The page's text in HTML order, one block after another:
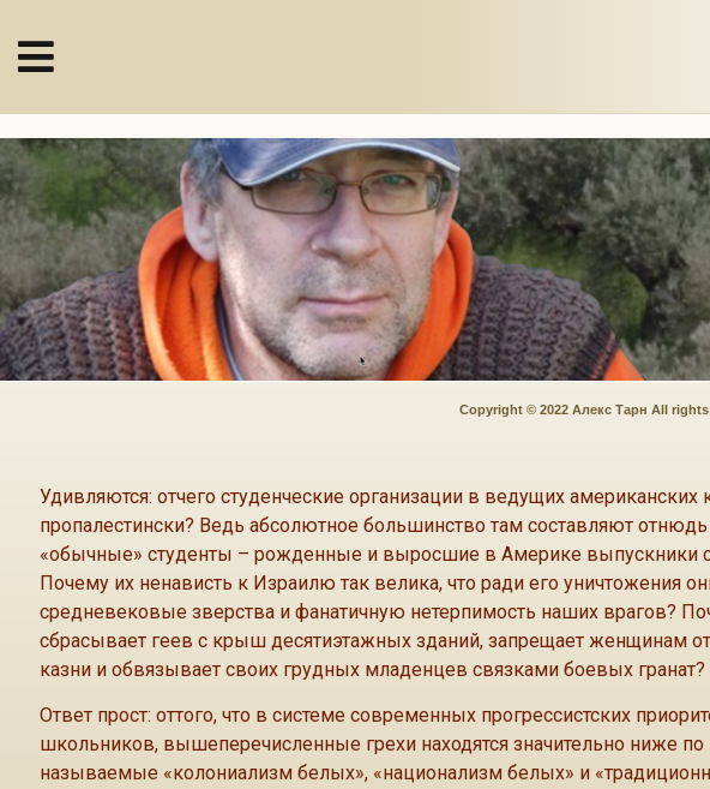
Copyright © 2022 Алекс Тарн All rights
Удивляются: отчего студенческие организации в ведущих американских
пропалестински? Ведь абсолютное большинство там составляют
«обычные» студенты – рожденные и выросшие в Америке выпускники
Почему их ненависть к Израилю так велика, что ради его уничтожения
средневековые зверства и фанатичную нетерпимость наших врагов?
сбрасывает геев с крыш десятиэтажных зданий, запрещает женщинам
казни и обвязывает своих грудных младенцев связками боевых гранат?
Ответ прост: оттого, что в системе современных прогрессистских
школьников, вышеперечисленные грехи находятся значительно ниже по
называемые «колониализм белых», «национализм белых» и